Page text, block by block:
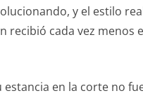
y el estilo
recibió cada vez menos
en la corte no